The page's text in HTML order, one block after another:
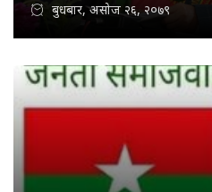
बुधबार, असोज २६, २०७९